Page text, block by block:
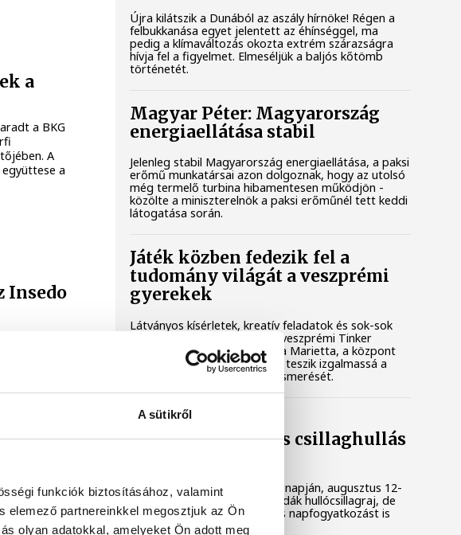
A sütikről
funkciók biztosításához, valamint
elemező partnereinkkel megosztjuk az Ön
olyan adatokkal, amelyeket Ön adott meg
a
a BKG
A
a
Insedo
Újra kilátszik a Dunából az aszály hírnöke! Régen a
felbukkanása egyet jelentett az éhínséggel, ma
pedig a klímaváltozás okozta extrém szárazságra
hívja fel a figyelmet. Elmeséljük a baljós kőtömb
történetét.
Magyar Péter: Magyarország
energiaellátása stabil
Jelenleg stabil Magyarország energiaellátása, a paksi
erőmű munkatársai azon dolgoznak, hogy az utolsó
még termelő turbina hibamentesen működjön -
közölte a miniszterelnök a paksi erőműnél tett keddi
látogatása során.
Játék közben fedezik fel a
tudomány világát a veszprémi
gyerekek
Látványos kísérletek, kreatív feladatok és sok-sok
élmény várja a gyerekeket a veszprémi Tinker
Labsben. Videónkban Balassa Marietta, a központ
vezetője mutatja be, hogyan teszik izgalmassá a
természettudományok megismerését.
Augusztus 12-én
napfogyatkozás és csillaghullás
Az év legsűrűbb csillagászati napján, augusztus 12-
én éjjel tetőzik majd a Perseidák hullócsillagraj, de
ugyanezen a napon részleges napfogyatkozást is
meg lehet majd figyelni.